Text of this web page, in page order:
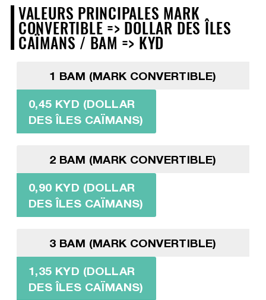
VALEURS PRINCIPALES MARK
CONVERTIBLE => DOLLAR DES ÎLES
CAÏMANS / BAM => KYD
1 BAM (MARK CONVERTIBLE)
0,45 KYD (DOLLAR
DES ÎLES CAÏMANS)
2 BAM (MARK CONVERTIBLE)
0,90 KYD (DOLLAR
DES ÎLES CAÏMANS)
3 BAM (MARK CONVERTIBLE)
1,35 KYD (DOLLAR
DES ÎLES CAÏMANS)